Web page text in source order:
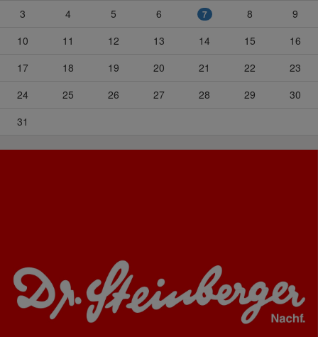
3
4 5 6 7 8
9
10
11 12 13 14 15
16
17
18 19 20 21 22
23
24
25 26 27 28 29
30
31